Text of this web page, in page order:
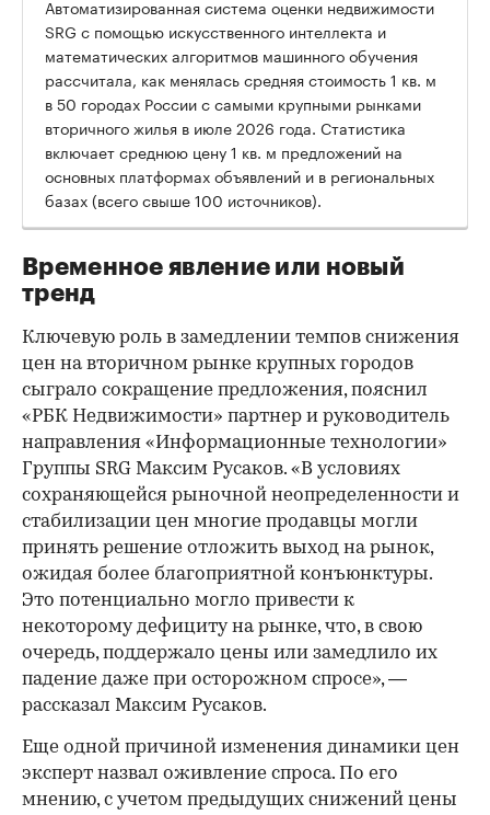
00:00 / 00:00
Автоматизированная система оценки недвижимости
SRG с помощью искусственного интеллекта и
математических алгоритмов машинного обучения
рассчитала, как менялась средняя стоимость 1 кв. м
в 50 городах России с самыми крупными рынками
вторичного жилья в июле 2026 года. Статистика
включает среднюю цену 1 кв. м предложений на
основных платформах объявлений и в региональных
базах (всего свыше 100 источников).
Временное явление или новый
тренд
Ключевую роль в замедлении темпов снижения
цен на вторичном рынке крупных городов
сыграло сокращение предложения, пояснил
«РБК Недвижимости» партнер и руководитель
направления «Информационные технологии»
Группы SRG Максим Русаков. «В условиях
сохраняющейся рыночной неопределенности и
стабилизации цен многие продавцы могли
принять решение отложить выход на рынок,
ожидая более благоприятной конъюнктуры.
Это потенциально могло привести к
некоторому дефициту на рынке, что, в свою
очередь, поддержало цены или замедлило их
падение даже при осторожном спросе», —
рассказал Максим Русаков.
Еще одной причиной изменения динамики цен
эксперт назвал оживление спроса. По его
мнению, с учетом предыдущих снижений цены